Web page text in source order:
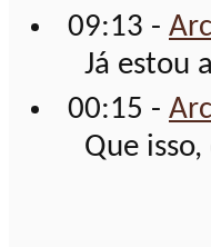
09:13 -
Já estou
00:15 -
Que